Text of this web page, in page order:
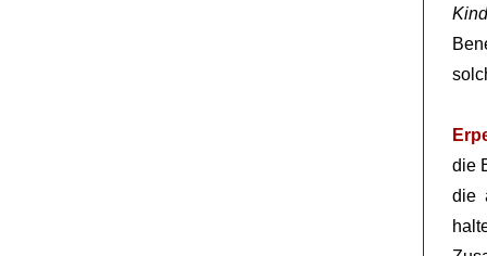
Kind
die
die